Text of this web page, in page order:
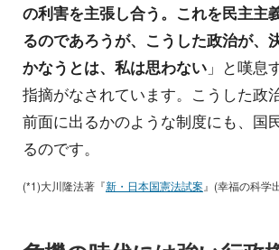
の利害を主張し合う。これを民主主
るのであろうが、こうした政治が、
かなうとは、私は思わない 」と嘆息
指摘がなされています。こうした政
前面に出るかのような制度にも、国
るのです。
(*1)大川隆法著『新・日本国憲法試案 』(幸福の科学